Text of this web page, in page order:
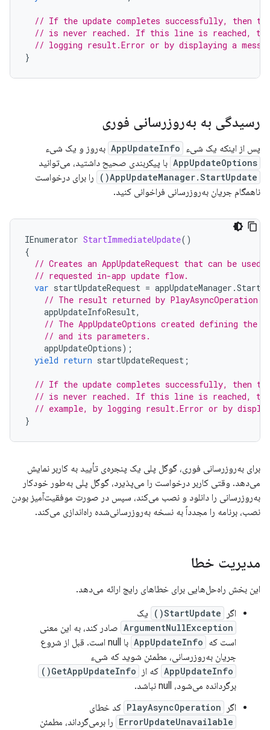
// If the update completes successfully, then
// is never reached. If this line is reached,
// logging result.Error or by displaying a
}
رسیدگی به به‌روزرسانی فوری
پس از اینکه یک شیء AppUpdateInfo به‌روز و یک شیء
AppUpdateOptions با پیکربندی صحیح داشتید، می‌توانید
AppUpdateManager.StartUpdate()
را برای درخواست
ناهمگام جریان به‌روزرسانی فراخوانی کنید.
IEnumerator StartImmediateUpdate()
{
// Creates an AppUpdateRequest that can be
// requested in-app update flow.
var startUpdateRequest = appUpdateManager .
// The result returned by
appUpdateInfoResult,
// The AppUpdateOptions created defining the
// and its parameters.
appUpdateOptions);
yield return startUpdateRequest ;
// If the update completes successfully, then
// is never reached. If this line is reached,
// example, by logging result.Error or by
}
برای به‌روزرسانی فوری، گوگل پلی یک پنجره‌ی تأیید به کاربر نمایش
می‌دهد. وقتی کاربر درخواست را می‌پذیرد، گوگل پلی به‌طور خودکار
به‌روزرسانی را دانلود و نصب می‌کند، سپس در صورت موفقیت‌آمیز بودن
نصب، برنامه را مجدداً به نسخه به‌روزرسانی‌شده راه‌اندازی می‌کند.
مدیریت خطا
این بخش راه‌حل‌هایی برای خطاهای رایج ارائه می‌دهد.
اگر
StartUpdate() یک
ArgumentNullException صادر کند، به این معنی
است که AppUpdateInfo
با null است. قبل از شروع
جریان به‌روزرسانی، مطمئن شوید که شیء
AppUpdateInfo که از GetAppUpdateInfo()
برگردانده می‌شود، null نباشد.
اگر
PlayAsyncOperation کد خطای
ErrorUpdateUnavailable را برمی‌گرداند، مطمئن